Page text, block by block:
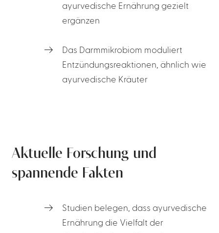
ayurvedische Ernährung gezielt
ergänzen
Das Darmmikrobiom moduliert
Entzündungsreaktionen, ähnlich wie
ayurvedische Kräuter
Aktuelle Forschung und
spannende Fakten
Studien belegen, dass ayurvedische
Ernährung die Vielfalt der